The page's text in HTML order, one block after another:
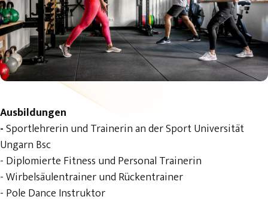
Ausbildungen
-Sportlehrerin und Trainerin an der Sport Universität
Ungarn Bsc
- Diplomierte Fitness und Personal Trainerin
- Wirbelsäulentrainer und Rückentrainer
- Pole Dance Instruktor